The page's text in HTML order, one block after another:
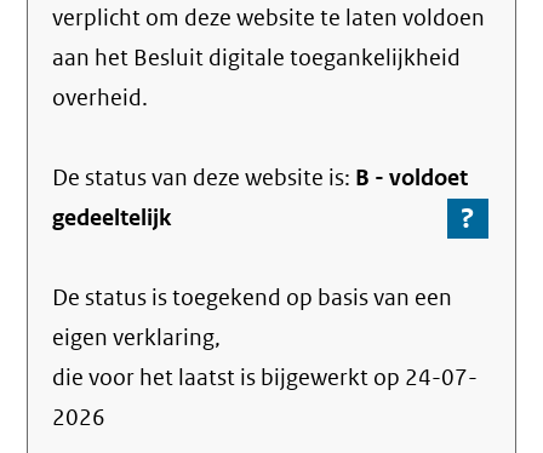
verplicht om deze website te laten voldoen
aan het Besluit digitale toegankelijkheid
overheid.
De status van dezewebsite is: B -voldoet
gedeeltelijk
?
Ga
over
De status is toegekend op basis van een
eigen verklaring,
die voor het laatst is bijgewerkt op 24-07-
2026